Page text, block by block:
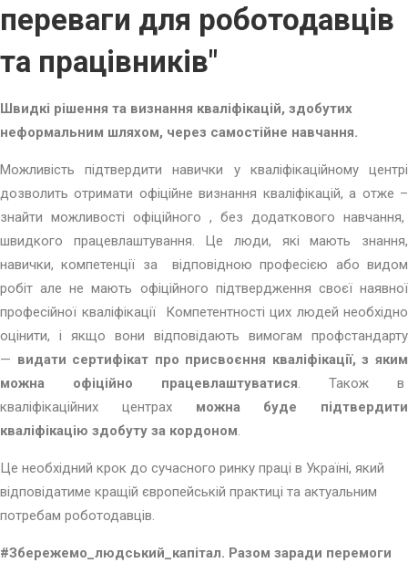
переваги для роботодавців
та працівників"
Швидкі рішення та визнання кваліфікацій, здобутих
неформальним шляхом, через самостійне навчання.
Можливість підтвердити навички у кваліфікаційному центрі
дозволить отримати офіційне визнання кваліфікацій, а отже –
знайти можливості офіційного , без додаткового навчання,
швидкого працевлаштування. Це люди, які мають знання,
навички, компетенції за відповідною професією або видом
робіт але не мають офіційного підтвердження своєї наявної
професійної кваліфікації Компетентності цих людей необхідно
оцінити, і якщо вони відповідають вимогам профстандарту
— видати сертифікат про присвоєння кваліфікації, з яким
можна офіційно працевлаштуватися. Також в
кваліфікаційних центрах можна буде підтвердити
кваліфікацію здобуту за кордоном.
Це необхідний крок до сучасного ринку праці в Україні, який
відповідатиме кращій європейській практиці та актуальним
потребам роботодавців.
#Збережемо_людський_капітал. Разом заради перемоги